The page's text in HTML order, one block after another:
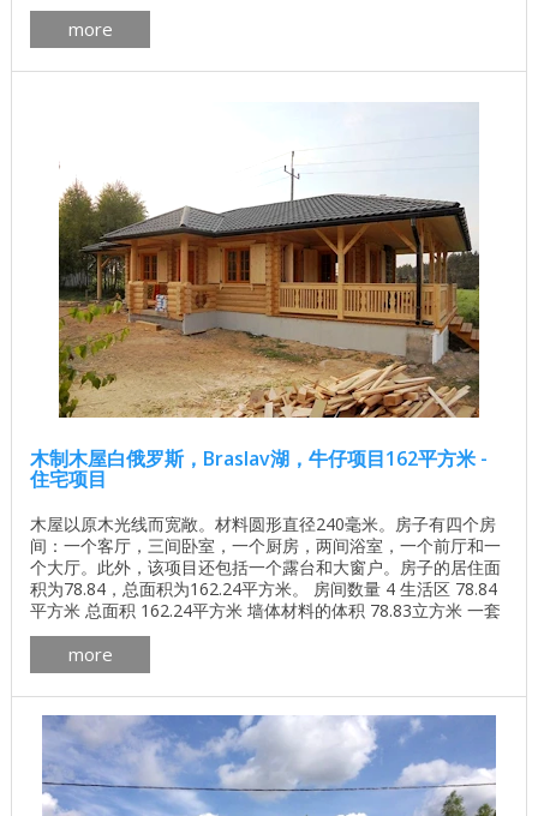
more
木制木屋白俄罗斯，Braslav湖，牛仔项目162平方米 -
住宅项目
木屋以原木光线而宽敞。材料圆形直径240毫米。房子有四个房
间：一个客厅，三间卧室，一个厨房，两间浴室，一个前厅和一
个大厅。此外，该项目还包括一个露台和大窗户。房子的居住面
积为78.84，总面积为162.24平方米。 房间数量 4 生活区 78.84
平方米 总面积 162.24平方米 墙体材料的体积 78.83立方米 一套
墙壁材料，其他选项也是可能的。 圆形日志D240天然保湿 ...
more